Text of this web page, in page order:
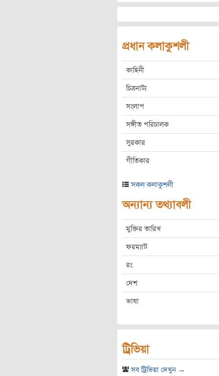
প্রধান কলাকুশলী
কাহিনী
চিত্রনাট্য
সংলাপ
সঙ্গীত পরিচালক
সুরকার
গীতিকার
সকল কলাকুশলী
অন্যান্য তথ্যাবলী
মুক্তির তারিখ
ফরম্যাট
রং
দেশ
ভাষা
ট্রিভিয়া
সব ট্রিভিয়া দেখুন →